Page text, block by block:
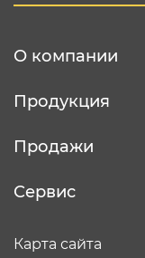
О компании
Продукция
Продажи
Сервис
Карта сайта